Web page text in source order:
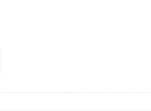
mennyiség